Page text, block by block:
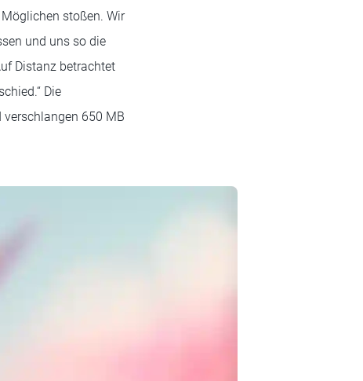
stoßen. Wir
und uns so die
Distanz betrachtet
Die
650 MB